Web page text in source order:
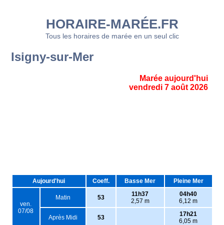
HORAIRE-MARÉE.FR
Tous les horaires de marée en un seul clic
Isigny-sur-Mer
Marée aujourd'hui
vendredi 7 août 2026
Aujourd'hui Coeff. Basse Mer Pleine Mer
ven.
07/08
Matin 53
11h37
2,57 m
04h40
6,12 m
Après Midi 53
17h21
6,05 m